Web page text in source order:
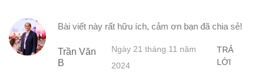
Bài viết này rất hữu ích, cảm ơn bạn đã chia sẻ!
Trần Văn
B
Ngày 21 tháng 11 năm
2024
TRẢ
LỜI